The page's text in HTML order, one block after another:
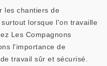
les chantiers de
lorsque l'on travaille
Les Compagnons
l'importance de
travail sûr et sécurisé.